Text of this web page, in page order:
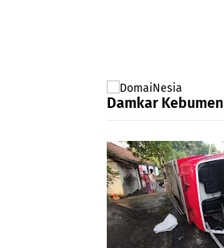
Damkar Kebumen